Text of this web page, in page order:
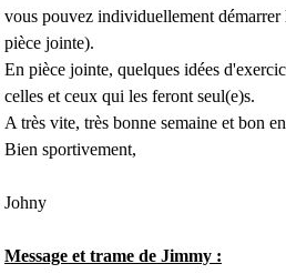
vous pouvez individuellement
pièce jointe).
En pièce jointe, quelques idées
celles et ceux qui les feront seul(e)s.
A très vite, très bonne semaine et bon
Bien sportivement,
Johny
Message et trame de Jimmy :